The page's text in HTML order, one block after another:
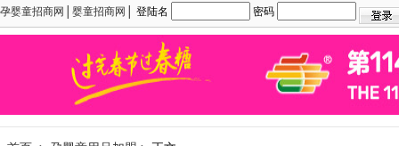
孕婴童招商网 婴童招商网 │ 登陆名 密码